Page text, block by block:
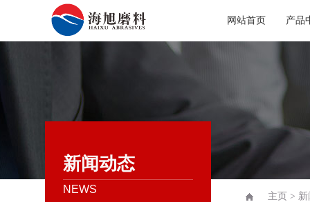
网站首页 产品
新闻动态
NEWS
主页 >